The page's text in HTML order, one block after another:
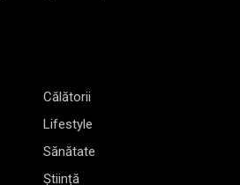
Călătorii
Lifestyle
Sănătate
Știință